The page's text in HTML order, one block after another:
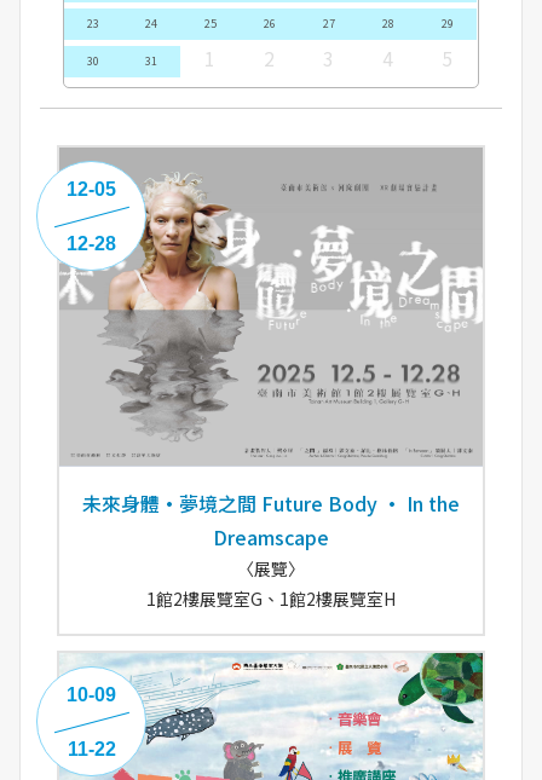
23 24 25 26 27 28 29
30 31 1 2 3 4 5
未來身體·夢境之間 Future Body · In the
Dreamscape
〈展覽〉
1館2樓展覽室G、1館2樓展覽室H
12-05
12-28
10-09
11-22